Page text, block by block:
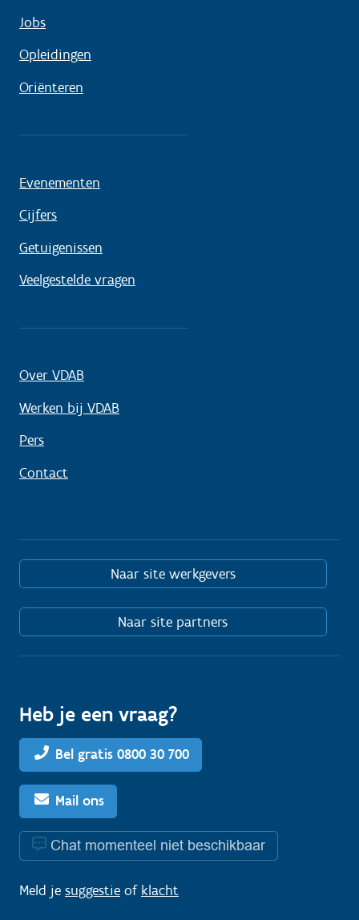
Jobs
Opleidingen
Oriënteren
Evenementen
Cijfers
Getuigenissen
Veelgestelde vragen
Over VDAB
Werken bij VDAB
Pers
Contact
Naar site werkgevers
Naar site partners
Heb je een vraag?
Bel gratis 0800 30 700
Mail ons
Chat momenteel niet beschikbaar
Meld je suggestie of klacht